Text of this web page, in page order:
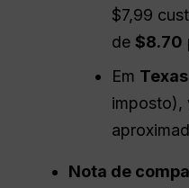
$7,99
de$8.70
Em Texas
imposto),
Nota de